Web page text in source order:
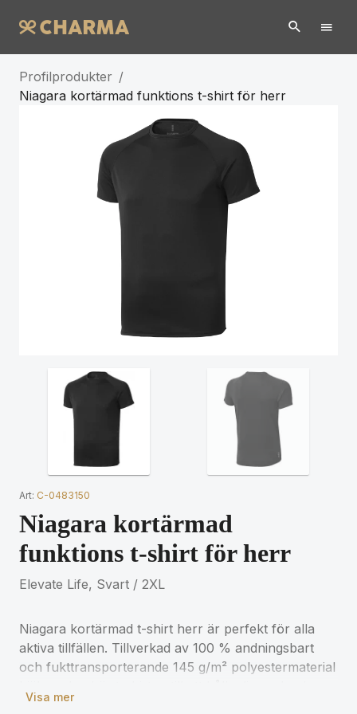
Profilprodukter /
Niagara kortärmad funktions t-shirt för herr
Art: C-0483150
Niagara kortärmad
funktions t-shirt för herr
Elevate Life, Svart / 2XL
Niagara kortärmad t-shirt herr är perfekt för alla
aktiva tillfällen. Tillverkad av 100 % andningsbart
och fukttransporterande 145 g/m² polyestermaterial
torr. Raglanärmarna och den värmeöverförda
Visa mer